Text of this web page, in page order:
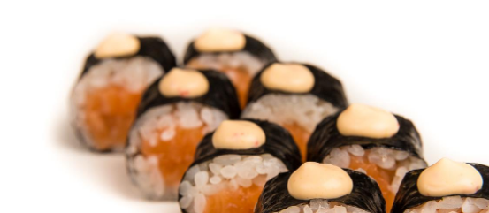
22158888
(Centrs)
22113434
(Ziepniekkalns)